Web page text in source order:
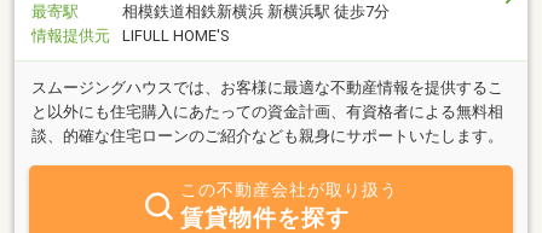
最寄駅
相模鉄道相鉄新横浜 新横浜駅 徒歩7分
情報提供元
LIFULL HOME'S
スムージングハウスでは、お客様に最適な不動産情報を提供するこ
と以外にも住宅購入にあたっての資金計画、有資格者による無料相
談、的確な住宅ローンのご紹介なども親身にサポートいたします。
この不動産会社が取り扱う
賃貸物件を探す